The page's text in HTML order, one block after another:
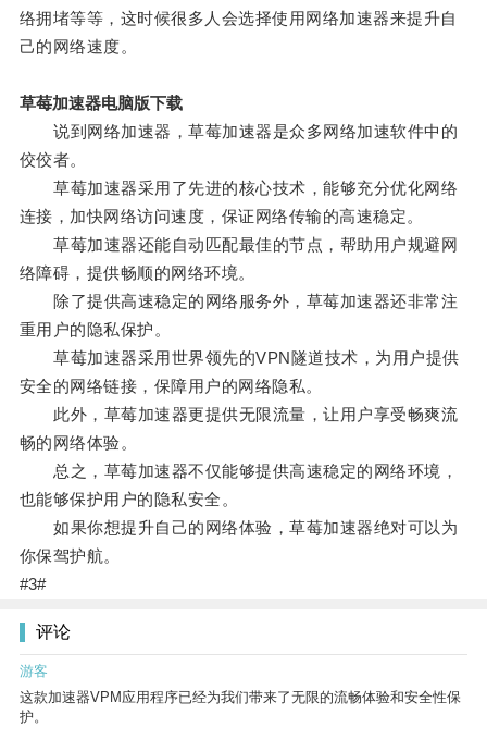
络拥堵等等，这时候很多人会选择使用网络加速器来提升自
己的网络速度。
草莓加速器电脑版下载
说到网络加速器，草莓加速器是众多网络加速软件中的
佼佼者。
草莓加速器采用了先进的核心技术，能够充分优化网络
连接，加快网络访问速度，保证网络传输的高速稳定。
草莓加速器还能自动匹配最佳的节点，帮助用户规避网
络障碍，提供畅顺的网络环境。
除了提供高速稳定的网络服务外，草莓加速器还非常注
重用户的隐私保护。
草莓加速器采用世界领先的VPN隧道技术，为用户提供
安全的网络链接，保障用户的网络隐私。
此外，草莓加速器更提供无限流量，让用户享受畅爽流
畅的网络体验。
总之，草莓加速器不仅能够提供高速稳定的网络环境，
也能够保护用户的隐私安全。
如果你想提升自己的网络体验，草莓加速器绝对可以为
你保驾护航。
#3#
评论
游客
这款加速器VPM应用程序已经为我们带来了无限的流畅体验和安全性保
护。